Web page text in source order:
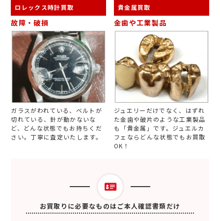
ロレックス時計買取
故障・破損
ガラスがわれている、ベルトが
切れている、針が動かないな
ど、どんな状態でもお持ちくだ
さい。丁寧に査定いたします。
貴金属買取
金歯や工業製品
ジュエリーだけでなく、はずれ
た金歯や破片のような工業製品
も「貴金属」です。ジュエルカ
フェならどんな状態でもお買取
OK！
お買取りに必要なものはご本人確認書類だけ